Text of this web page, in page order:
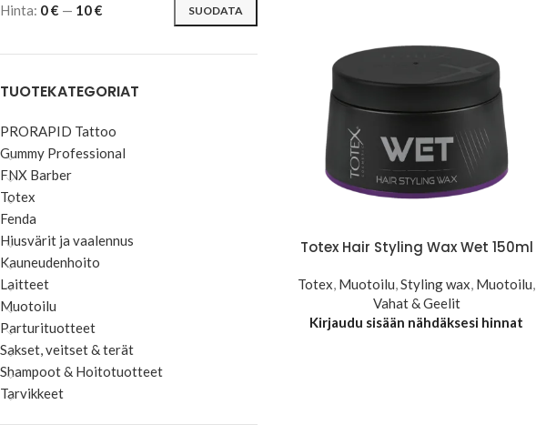
SUODATA
Hinta: 0 € — 10 €
TUOTEKATEGORIAT
PRORAPID Tattoo
Gummy Professional
FNX Barber
Totex
Fenda
Hiusvärit ja vaalennus
Kauneudenhoito
Laitteet
Muotoilu
Parturituotteet
Sakset, veitset & terät
Shampoot & Hoitotuotteet
Tarvikkeet
Totex Hair Styling Wax Wet 150ml
Totex, Muotoilu,Styling wax, Muotoilu,
Vahat & Geelit
Kirjaudu sisään nähdäksesi hinnat